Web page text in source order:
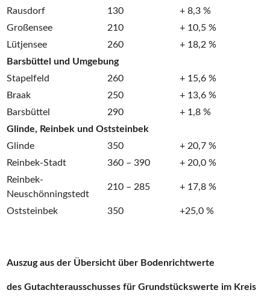
Rausdorf
130
+ 8,3 %
Großensee
210
+ 10,5 %
Lütjensee
260
+ 18,2 %
Barsbüttel und Umgebung
Stapelfeld
260
+ 15,6 %
Braak
250
+ 13,6 %
Barsbüttel
290
+ 1,8 %
Glinde, Reinbek und Oststeinbek
Glinde
350
+ 20,7 %
Reinbek-Stadt
360 – 390
+ 20,0 %
Reinbek-
Neuschönningstedt
210 – 285 + 17,8 %
Oststeinbek 350 +25,0 %
Auszug aus der Übersicht über Bodenrichtwerte
des Gutachterausschusses für Grundstückswerte im Kreis